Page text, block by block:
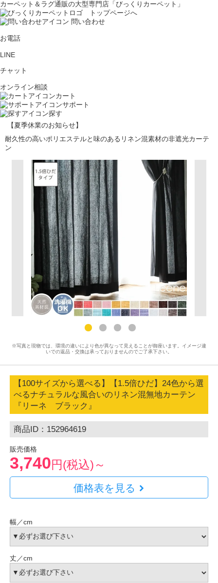
カーペット＆ラグ通販の大型専門店「びっくりカーペット」
問い合わせ
お電話
LINE
チャット
オンライン相談
カート
サポート
探す
【夏季休業のお知らせ】
耐久性の高いポリエステルと味のあるリネン混素材の非遮光カーテ
ン
※写真と現物では、環境の違いにより色が異なって見えることが御座います。イメージ違
いでの返品・交換は承っておりませんのでご了承下さい。
【100サイズから選べる】【1.5倍ひだ】24色から選
べるナチュラルな風合いのリネン混無地カーテン
『リーネ ブラック』
商品ID：152964619
販売価格
3,740円(税込)～
価格表を見る
幅／cm
丈／cm